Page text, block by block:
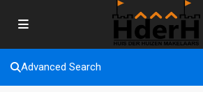
Advanced Search